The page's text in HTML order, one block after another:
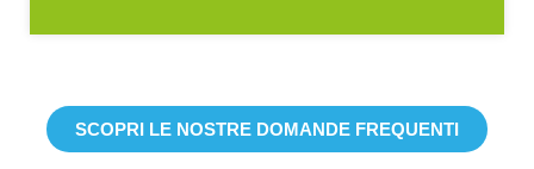
SCOPRI LE NOSTRE DOMANDE FREQUENTI